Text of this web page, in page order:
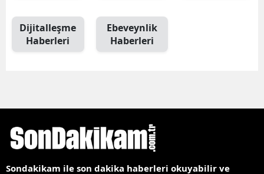
Dijitalleşme
Haberleri
Ebeveynlik
Haberleri
Sondakikam ile son dakika haberleri okuyabilir ve